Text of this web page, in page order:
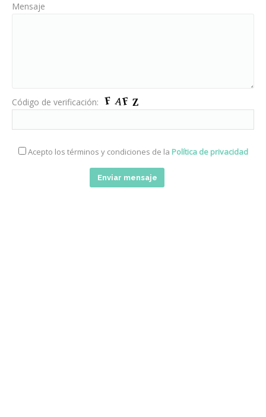
Mensaje
Código de verificación:
Acepto los términos y condiciones de la Política de privacidad